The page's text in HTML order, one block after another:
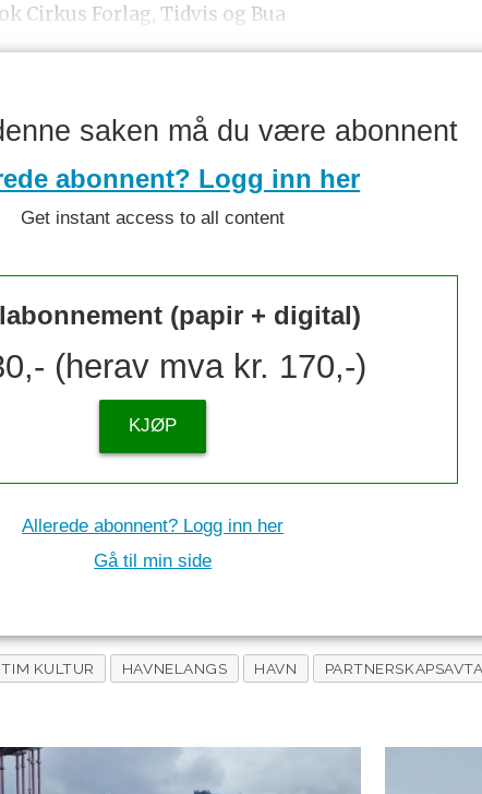
Cirkus Forlag, Tidvis og Bua
saken må du være abonnent
abonnent? Logg inn her
Get instant access to all content
(papir + digital)
(herav mva kr. 170,-)
KJØP
Allerede abonnent? Logg inn her
Gå til min side
KULTUR HAVNELANGS HAVN